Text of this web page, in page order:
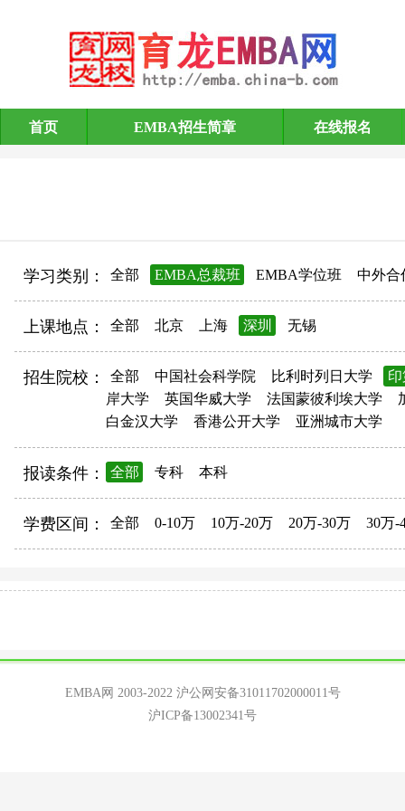
EMBA招生简章
首页 EMBA招生简章 在线报名
学习类别： 全部 EMBA总裁班 EMBA学位班 中外合
上课地点： 全部 北京 上海 深圳 无锡
招生院校： 全部 中国社会科学院 比利时列日大学
岸大学
英国华威大学 法国蒙彼利埃大学
白金汉大学
香港公开大学 亚洲城市大学
报读条件： 全部 专科 本科
学费区间： 全部 0-10万 10万-20万 20万-30万 30万-
EMBA网 2003-2022 沪公网安备31011702000011号
沪ICP备13002341号